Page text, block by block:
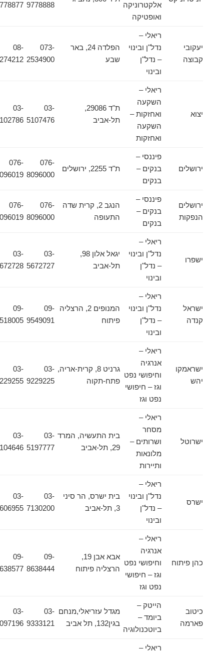
אלקטרוניקה
ואופטיקה
9778888
9778877
יעקובי
קבוצה
ריאלי –
נדל"ן ובינוי
– נדל"ן
ובינוי
הפלדה 24, באר
שבע
073-
2534900
6274212
ריאלי –
השקעה
ואחזקות –
השקעה
ואחזקות
ת"ד 29086,
תל-אביב
5107476
5102786
ירושלים
פיננסי –
בנקים –
בנקים
076-
8096000
076-
8096019
ירושלים
הנפקות
פיננסי –
בנקים –
בנקים
הנגב 2, קרית שדה
התעופה
076-
8096000
076-
8096019
ישפרו
ריאלי –
נדל"ן ובינוי
– נדל"ן
ובינוי
יגאל אלון 98,
תל-אביב
5672727
5672728
ישראל
קנדה
ריאלי –
נדל"ן ובינוי
– נדל"ן
ובינוי
המנופים 2, הרצליה
פיתוח
09-
9549091
9518005
ישראמקו
ריאלי –
אנרגיה
וחיפושי נפט
וגז – חיפושי
נפט וגז
גרניט 8, קרית-אריה,
פתח-תקוה
03-
9229225
9229255
ישרוטל
ריאלי –
מסחר
ושרותים –
מלונאות
ותיירות
בית התעשיה, המרד 03-
5197777
5104646
ישרס
ריאלי –
נדל"ן ובינוי
– נדל"ן
ובינוי
בית ישרס, הר סיני
03-
7130200
5606955
כהן פיתוח
ריאלי –
אנרגיה
וחיפושי נפט
וגז – חיפושי
נפט וגז
אבא אבן 19,
הרצליה פיתוח
8638444
8638577
כיטוב
פארמה
הייטק –
ביומד –
ביוטכנולוגיה
מגדל עזריאלי,מנחם 03-
9333121
5097196
ריאלי –